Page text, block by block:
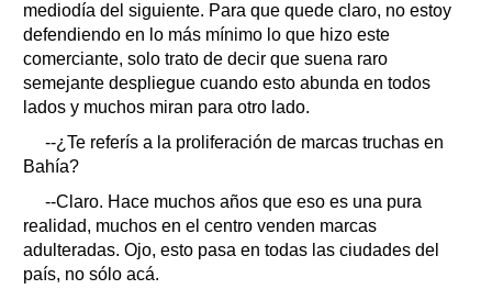
mediodía del siguiente. Para que quede claro, no estoy
defendiendo en lo más mínimo lo que hizo este
comerciante, solo trato de decir que suena raro
semejante despliegue cuando esto abunda en todos
lados y muchos miran para otro lado.
--¿Te referís a la proliferación de marcas truchas en
Bahía?
--Claro. Hace muchos años que eso es una pura
realidad, muchos en el centro venden marcas
adulteradas. Ojo, esto pasa en todas las ciudades del
país, no sólo acá.